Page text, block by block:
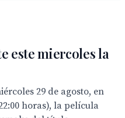
este miercoles la
29 de agosto, en
horas), la película